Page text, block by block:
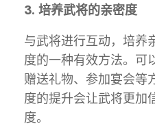
3. 培养武将的亲密度
与武将进行互动，培养
度的一种有效方法。可
赠送礼物、参加宴会等
度的提升会让武将更加
度。